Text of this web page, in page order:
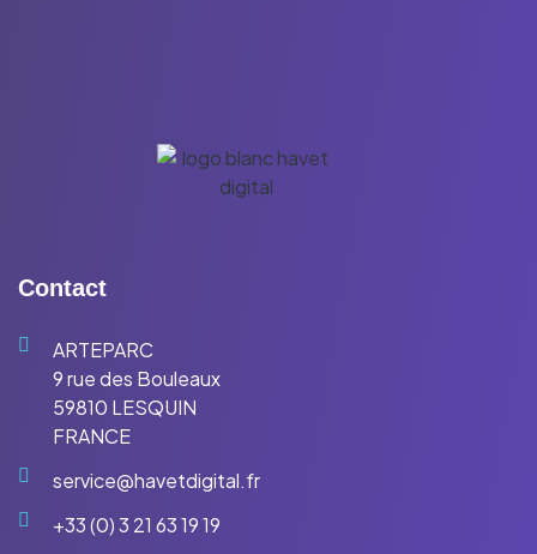
Contact
ARTEPARC
9 rue des Bouleaux
59810 LESQUIN
FRANCE
service@havetdigital.fr
+33 (0) 3 21 63 19 19